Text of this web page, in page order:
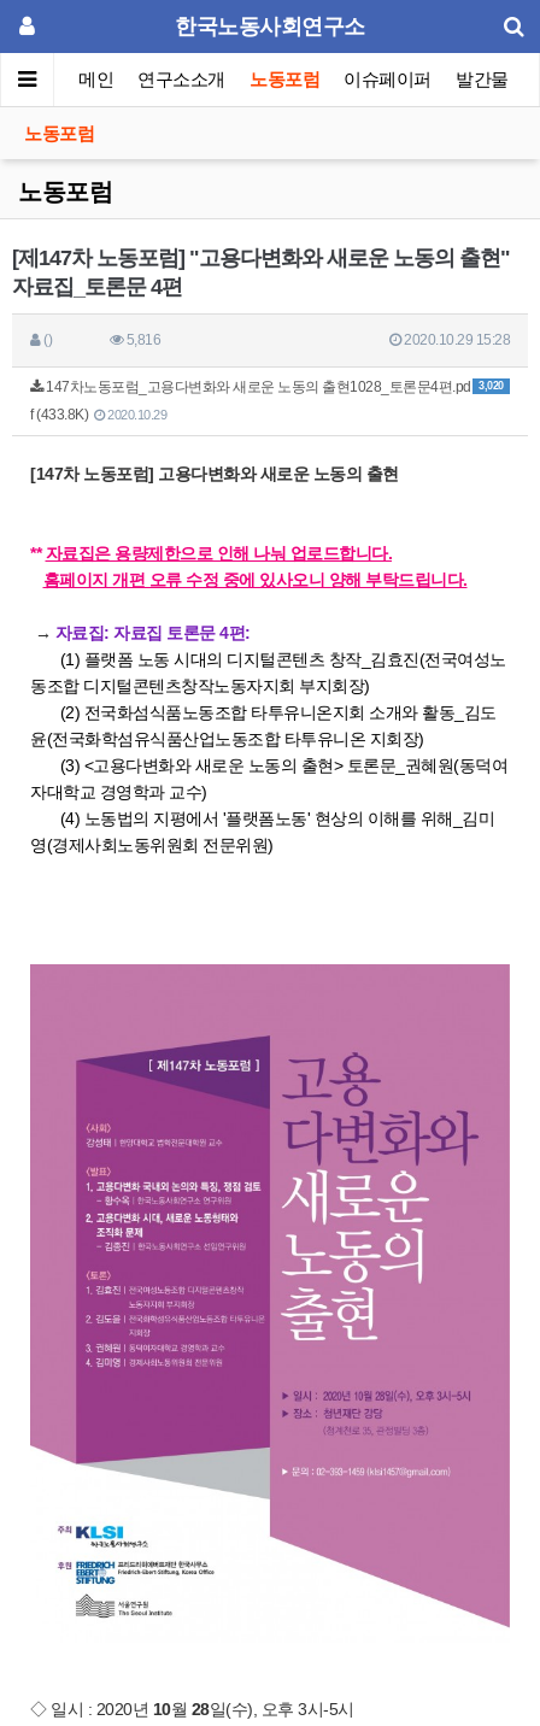
한국노동사회연구소
메인 연구소소개 노동포럼 이슈페이퍼 발간물
노동포럼
노동포럼
[제147차 노동포럼] "고용다변화와 새로운 노동의 출현"
자료집_토론문 4편
() 5,816 2020.10.29 15:28
3,020
147차노동포럼_고용다변화와 새로운 노동의 출현1028_토론문4편.pd
f (433.8K)
2020.10.29
[147차 노동포럼] 고용다변화와 새로운 노동의 출현
**자료집은 용량제한으로 인해 나눠 업로드합니다.
홈페이지 개편 오류 수정 중에 있사오니 양해 부탁드립니다.
→ 자료집: 자료집 토론문 4편:
(1) 플랫폼 노동 시대의 디지털콘텐츠 창작_김효진(전국여성노
동조합 디지털콘텐츠창작노동자지회 부지회장)
(2) 전국화섬식품노동조합 타투유니온지회 소개와 활동_김도
윤(전국화학섬유식품산업노동조합 타투유니온 지회장)
(3) <고용다변화와 새로운 노동의 출현> 토론문_권혜원(동덕여
자대학교 경영학과 교수)
(4) 노동법의 지평에서 '플랫폼노동' 현상의 이해를 위해_김미
영(경제사회노동위원회 전문위원)
◇ 일시 : 2020년 10월 28일(수), 오후 3시-5시